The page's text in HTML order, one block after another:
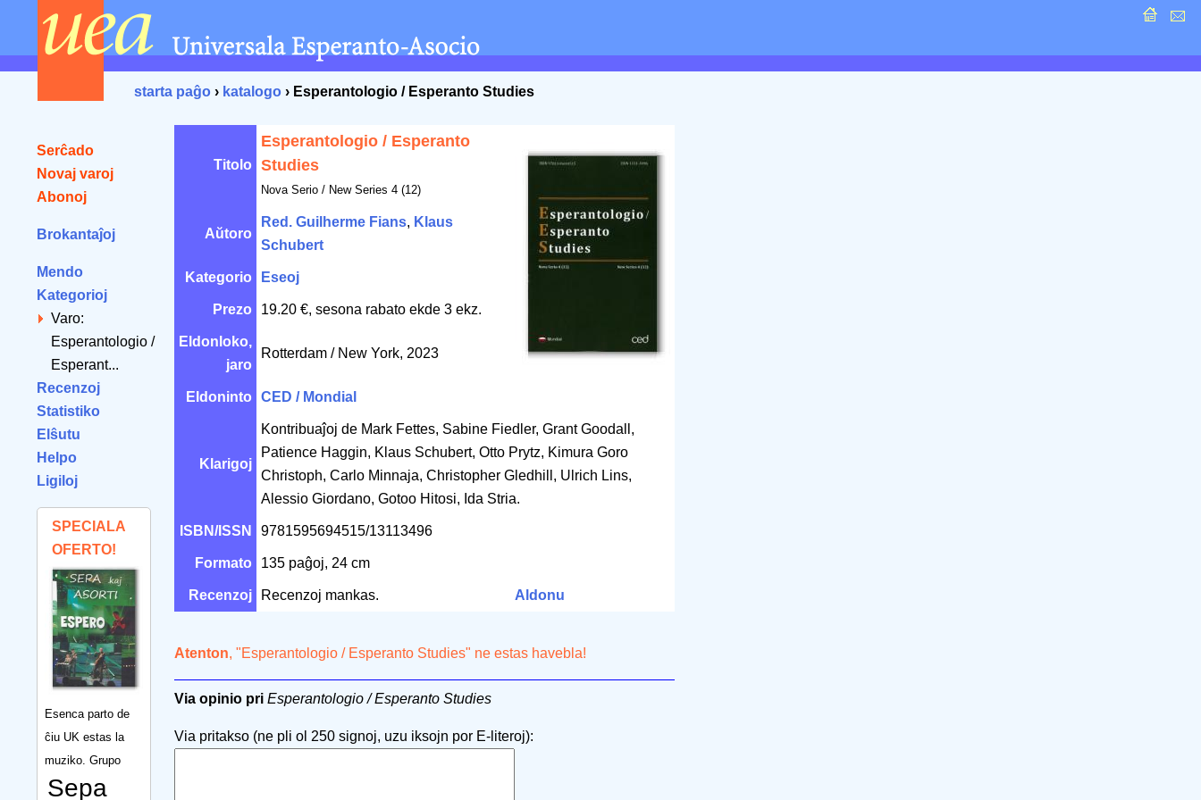
starta paĝo › katalogo › Esperantologio / Esperanto Studies
Serĉado
Novaj varoj
Abonoj
Brokantaĵoj
Mendo
Kategorioj
Varo:
Esperantologio /
Esperant...
Recenzoj
Statistiko
Elŝutu
Helpo
Ligiloj
SPECIALA
OFERTO!
Esenca parto de
ĉiu UK estas la
muziko. Grupo
Sepa
Titolo
Esperantologio / Esperanto
Studies
Nova Serio / New Series 4 (12)
Aŭtoro
Red. Guilherme Fians, Klaus
Schubert
Kategorio Eseoj
Prezo 19.20 €, sesona rabato ekde 3 ekz.
Eldonloko,
jaro
Rotterdam / New York, 2023
Eldoninto CED / Mondial
Klarigoj
Kontribuaĵoj de Mark Fettes, Sabine Fiedler, Grant Goodall,
Patience Haggin, Klaus Schubert, Otto Prytz, Kimura Goro
Christoph, Carlo Minnaja, Christopher Gledhill, Ulrich Lins,
Alessio Giordano, Gotoo Hitosi, Ida Stria.
ISBN/ISSN 9781595694515/13113496
Formato 135 paĝoj, 24 cm
Recenzoj Recenzoj mankas. Aldonu
Atenton, "Esperantologio / Esperanto Studies" ne estas havebla!
Via opinio pri Esperantologio / Esperanto Studies
Via pritakso (ne pli ol 250 signoj, uzu iksojn por E-literoj):